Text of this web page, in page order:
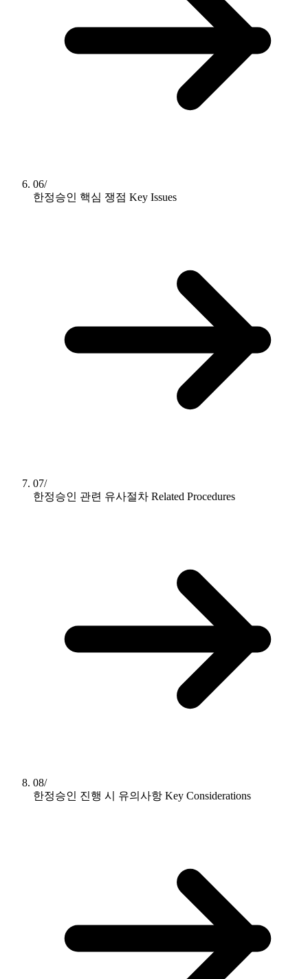
06/
한정승인 핵심 쟁점 Key Issues
07/
한정승인 관련 유사절차 Related Procedures
08/
한정승인 진행 시 유의사항 Key Considerations